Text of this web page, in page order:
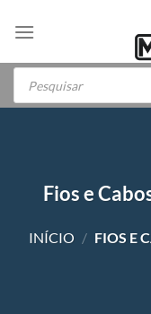
Pesquisar
produtos
Fios e
INÍCIO / FIOS E